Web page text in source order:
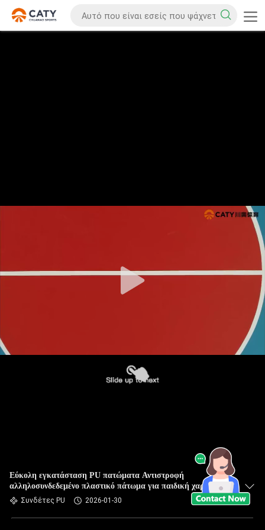
Εύκολη εγκατάσταση PU πατώματα Αντιστροφή
αλληλοσυνδεδεμένο πλαστικό πάτωμα για παιδική χαρά Mat
μπάσκετ πάτωμα πίσω γκαράζ
Συνδέτες PU 2026-01-30